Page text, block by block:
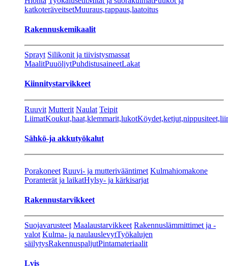
katkoteräveitsetMuuraus,rappaus,laatoitus
Rakennuskemikaalit
Sprayt Silikonit ja tiivistysmassat
MaalitPuuöljytPuhdistusaineetLakat
Kiinnitystarvikkeet
Ruuvit Mutterit Naulat Teipit
LiimatKoukut,haat,klemmarit,lukot
Sähkö-ja akkutyökalut
Porakoneet Ruuvi- ja mutterivääntimet Kulmahiomakone
Poranterät ja laikatHylsy- ja kärkisarjat
Rakennustarvikkeet
Suojavarusteet Maalaustarvikkeet Rakennuslämmittimet ja -
valot Kulma- ja naulauslevytTyökalujen
säilytysRakennuspaljutPintamateriaalit
Lvis